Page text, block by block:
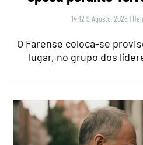
14:12 9 Agosto, 2026 |
O Farense coloca-se
lugar, no grupo dos